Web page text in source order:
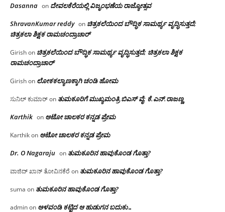
Dasanna on ದೇವಲಕೆರೆಯಲ್ಲಿ ವಿಜೃಂಭಣೆಯ ರಾಜ್ಯೋತ್ಸವ
ShravanKumar reddy on ಚಿತ್ರಕಲೆಯಿಂದ ಬೌದ್ಧಿಕ ಸಾಮರ್ಥ್ಯ ವೃದ್ಧಿಸುತ್ತದೆ;
ಚಿತ್ರಕಲಾ ಶಿಕ್ಷಕ ರಾಮಚಂದ್ರಾಚಾರ್
Girishon ಚಿತ್ರಕಲೆಯಿಂದ ಬೌದ್ಧಿಕ ಸಾಮರ್ಥ್ಯ ವೃದ್ಧಿಸುತ್ತದೆ; ಚಿತ್ರಕಲಾ ಶಿಕ್ಷಕ
ರಾಮಚಂದ್ರಾಚಾರ್
Girishon ಲೋಕಕಲ್ಯಾಣಕ್ಕಾಗಿ ಚಂಡಿ ಹೋಮ
ಸುನಿಲ್ ಕುಮಾರ್on ತುಮಕೂರಿಗೆ ಮುಖ್ಯಮಂತ್ರಿ ಬಿಎಸ್ ವೈ: ಕೆ.ಎನ್.ರಾಜಣ್ಣ
Karthik on ಆಟೋ ಚಾಲಕರ ಕನ್ನಡ ಪ್ರೇಮ
Karthikon ಆಟೋ ಚಾಲಕರ ಕನ್ನಡ ಪ್ರೇಮ
Dr. O Nagaraju on ತುಮಕೂರಿನ ಹಾವುಕೊಂಡ ಗೊತ್ತಾ?
ವಾಜಿದ್ ಖಾನ್ ತೋವಿನಕೆರೆ on ತುಮಕೂರಿನ ಹಾವುಕೊಂಡ ಗೊತ್ತಾ?
suma on ತುಮಕೂರಿನ ಹಾವುಕೊಂಡ ಗೊತ್ತಾ?
adminon ಅಳವಂಡಿ ಕಟ್ಟಿದ ಆ ಹುಡುಗನ ಬದುಕು…